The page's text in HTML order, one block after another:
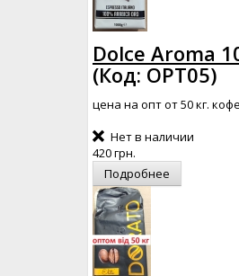
Dolce Aroma
(Код: OPT05)
цена на опт от 50 кг.
Нет в наличии
420 грн.
Подробнее